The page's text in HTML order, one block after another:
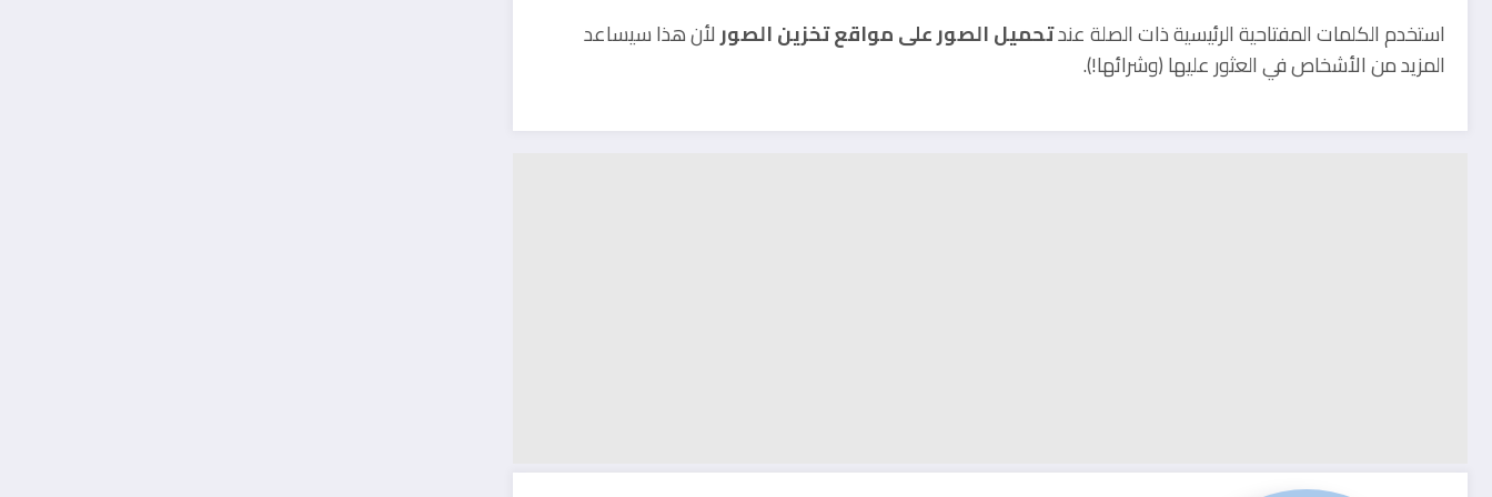
استخدم الكلمات المفتاحية الرئيسية ذات الصلة عندتحميل الصور على مواقع تخزين الصورلأن هذا سيساعد
المزيد من الأشخاص في العثور عليها (وشرائها!).